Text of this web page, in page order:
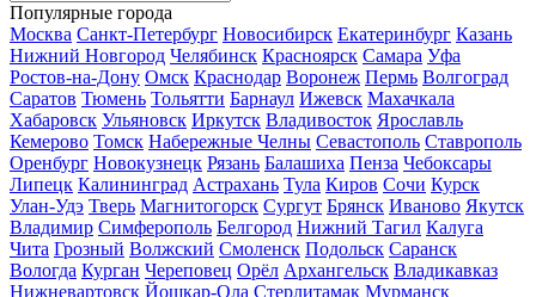
Популярные города
Москва Санкт-Петербург Новосибирск Екатеринбург Казань
Нижний Новгород Челябинск Красноярск Самара Уфа
Ростов-на-Дону Омск Краснодар Воронеж Пермь Волгоград
Саратов Тюмень Тольятти Барнаул Ижевск Махачкала
Хабаровск Ульяновск Иркутск Владивосток Ярославль
Кемерово Томск Набережные Челны Севастополь Ставрополь
Оренбург Новокузнецк Рязань Балашиха Пенза Чебоксары
Липецк Калининград Астрахань Тула Киров Сочи Курск
Улан-Удэ Тверь Магнитогорск Сургут Брянск Иваново Якутск
Владимир Симферополь Белгород Нижний Тагил Калуга
Чита Грозный Волжский Смоленск Подольск Саранск
Вологда Курган Череповец Орёл Архангельск Владикавказ
Нижневартовск Йошкар-Ола Стерлитамак Мурманск